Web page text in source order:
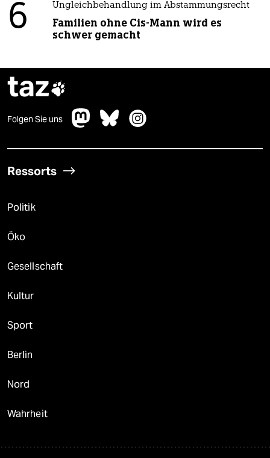
6 Ungleichbehandlung im Abstammungsrecht
Familien ohne Cis-Mann wird es
schwer gemacht
taz
Folgen Sie uns
Ressorts
Politik
Öko
Gesellschaft
Kultur
Sport
Berlin
Nord
Wahrheit